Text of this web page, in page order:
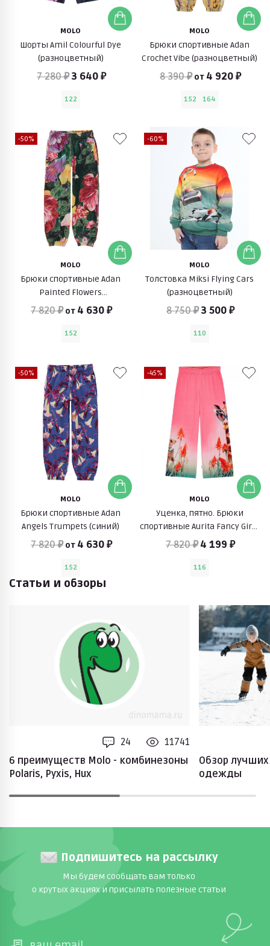
MOLO
Шорты Amil Colourful Dye
(разноцветный)
7 280 ₽3 640 ₽
122
MOLO
Брюки спортивные Adan
Crochet Vibe (разноцветный)
8 390 ₽ от 4 920 ₽
152 164
-50%
MOLO
Брюки спортивные Adan
Painted Flowers
(разноцветный)
7 820 ₽ от 4 630 ₽
152
-60%
MOLO
Толстовка Miksi Flying Cars
(разноцветный)
8 750 ₽3 500 ₽
110
-50%
MOLO
Брюки спортивные Adan
Angels Trumpets (синий)
7 820 ₽ от 4 630 ₽
152
-45%
MOLO
Уценка, пятно. Брюки
спортивные Aurita Fancy Giraf
(с животными)
7 820 ₽ 4 199 ₽
116
Статьи и обзоры
24
11741
6 преимуществ Molo - комбинезоны
Polaris, Pyxis, Hux
Обзор
одежды
Подпишитесь на рассылку
Мы будем сообщать вам только
о крутых акциях и присылать полезные статьи